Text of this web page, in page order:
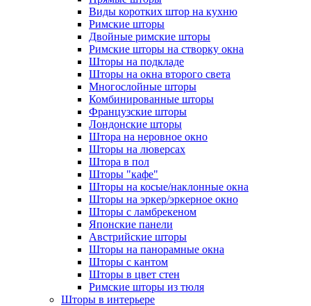
Виды коротких штор на кухню
Римские шторы
Двойные римские шторы
Римские шторы на створку окна
Шторы на подкладе
Шторы на окна второго света
Многослойные шторы
Комбинированные шторы
Французские шторы
Лондонские шторы
Штора на неровное окно
Шторы на люверсах
Штора в пол
Шторы "кафе"
Шторы на косые/наклонные окна
Шторы на эркер/эркерное окно
Шторы с ламбрекеном
Японские панели
Австрийские шторы
Шторы на панорамные окна
Шторы с кантом
Шторы в цвет стен
Римские шторы из тюля
Шторы в интерьере